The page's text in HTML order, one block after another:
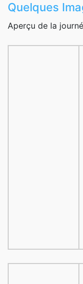
Quelques
Aperçu de la